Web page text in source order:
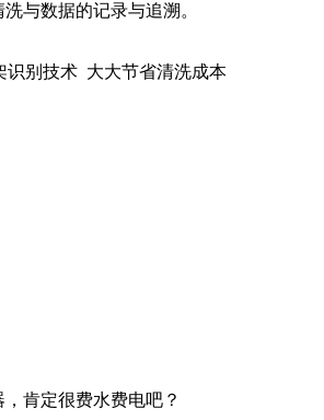
与数据的记录与追溯。
识别技术 大大节省清洗成本
肯定很费水费电吧？